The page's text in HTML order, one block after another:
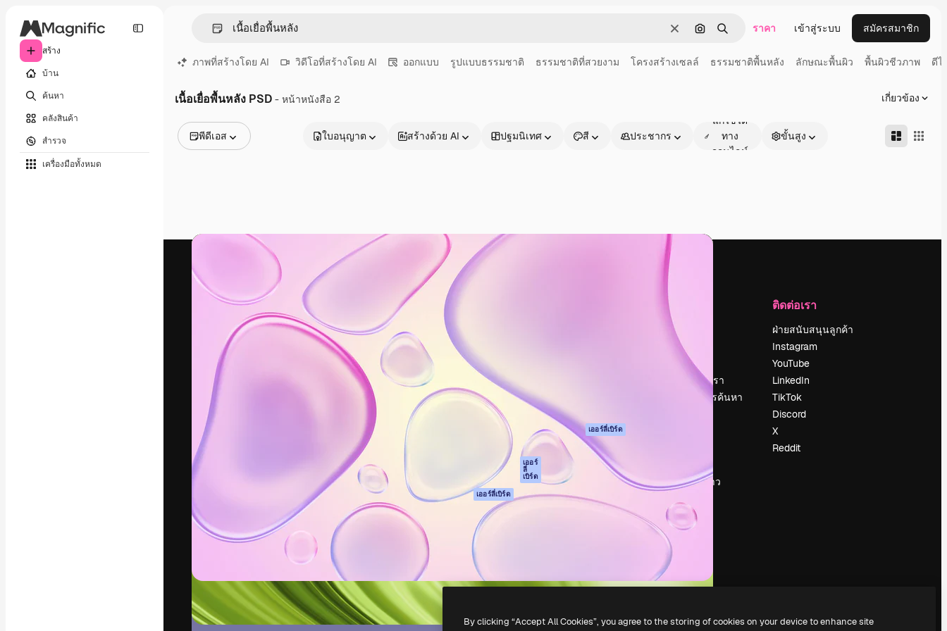
สร้าง
บ้าน
ค้นหา
คลังสินค้า
สำรวจ
เครื่องมือทั้งหมด
ชัดเจนค้นหาตามรูปภาพ
ค้นหา ราคา เข้าสู่ระบบ สมัครสมาชิก
ภาพที่สร้างโดย AI วิดีโอที่สร้างโดย AI ออกแบบ รูปแบบธรรมชาติ ธรรมชาติที่สวยงาม โครงสร้างเซลล์ ธรรมชาติพื้นหลัง ลักษณะพื้นผิว พื้นผิวชีวภาพ ดีไ
เนื้อเยื่อพื้นหลัง PSD - หน้าหนังสือ 2 เกี่ยวข้อง
พีดีเอส
วิดีโอ
เทมเพลตวิดีโอ
ไอคอน
แบบจำลอง 3 มิติ
ใบอนุญาต สร้างด้วย AI ปฐมนิเทศ สี ประชากร
แก้ไขได้
ทาง
ออนไลน์
ขั้นสูง
แพลตฟอร์มสร้างสรรค์เพื่อผลักดันผลงานที่ดี
ที่สุดของคุณ ผู้ใช้งานกว่า 1 ล้านราย
ครอบคลุมทั้งครีเอทีฟ, บริษัท, เอเจนซี และสตูดิ
ผลิตภัณฑ์
Spaces
ผู้ช่วย AI
เครื่องมือสร้าง
รูปภาพด้วย AI
เครื่องมือสร้างวิดีโอ
เครื่องกำเนิดเสียง AI
Claude/ChatGPT
เออร์
ลี่
เบิร์ด
Agents เออร์ลี่เบิร์ด
แอปมือถือ
เครื่องมือ Magnific
ทั้งหมด
ส่วนตัว
ต้นฉบับ เออร์ลี่เบิร์ด
นโยบายคุกกี้
ศูนย์ความน่าเชื่อถือ
พันธมิตร
ธุรกิจ
บริษัท
ราคา
เกี่ยวกับเรา
ร่วมงานกับเรา
แนวโน้มการค้นหา
ห้องแถลงข่าว
magnific.ai
ติดต่อเรา
ฝ่ายสนับสนุนลูกค้า
Instagram
YouTube
LinkedIn
TikTok
Discord
X
Reddit
Copyright © 2010-2026Freepik Company S.L.U. สงวนลิขสิทธิ์
By clicking “Accept All Cookies”, you agree to the storing of cookies on your device to enhance site